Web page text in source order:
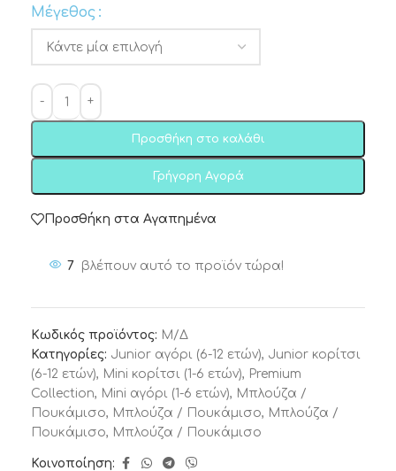
Μέγεθος
Προσθήκη στο καλάθι
Γρήγορη Αγορά
Προσθήκη στα Αγαπημένα
7 βλέπουν αυτό το προϊόν τώρα!
Κωδικός προϊόντος: Μ/Δ
Κατηγορίες: Junior αγόρι (6-12 ετών), Junior κορίτσι
(6-12 ετών), Mini κορίτσι (1-6 ετών), Premium
Collection, Μini αγόρι (1-6 ετών), Μπλούζα /
Πουκάμισο, Μπλούζα / Πουκάμισο, Μπλούζα /
Πουκάμισο, Μπλούζα / Πουκάμισο
Κοινοποίηση: